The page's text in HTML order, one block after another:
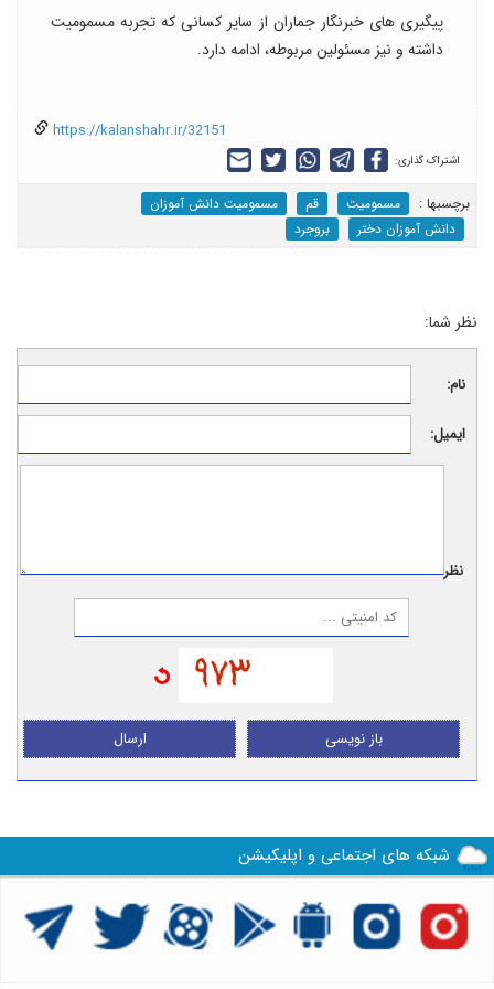
پیگیری های خبرنگار جماران از سایر کسانی که تجربه مسمومیت
داشته و نیز مسئولین مربوطه، ادامه دارد.
https://kalanshahr.ir/32151
اشتراک گذاری:
برچسب‎ها : مسمومیت قم
مسمومیت دانش آموزان
دانش آموزان دختر
بروجرد
نظر شما:
نام:
ایمیل:
نظر:
ارسال باز نویسی
شبکه های اجتماعی و اپلیکیشن